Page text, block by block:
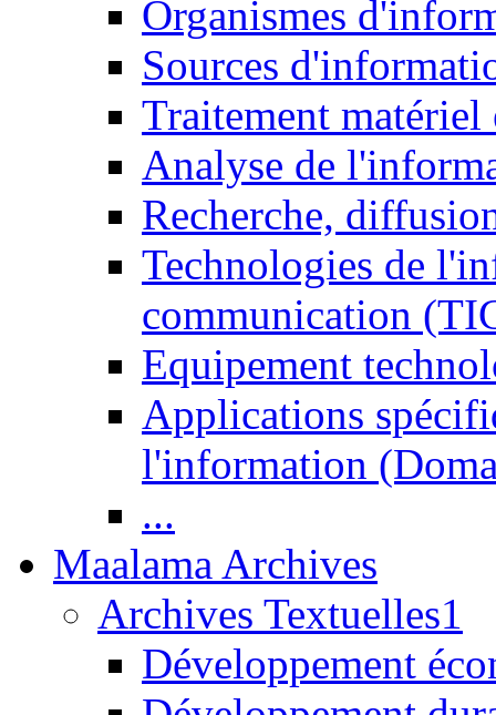
Organismes
Sources
Traitement matériel
Analyse de
Recherche,
Technologies de
communication
Equipement
Applications
l'information
...
Maalama Archives
Archives Textuelles1
Développement